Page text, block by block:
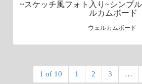
~スケッチ風フォト入り~シンプ
ルカムボード
ウェルカムボード
1 of 10 1 2 3 …